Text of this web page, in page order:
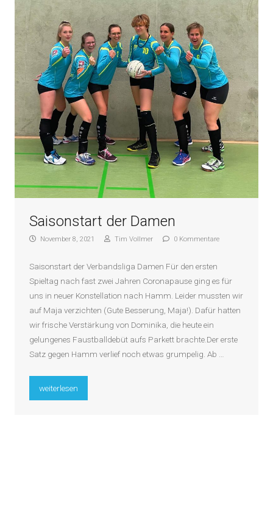
Saisonstart der Damen
November 8, 2021 Tim Vollmer 0 Kommentare
Saisonstart der Verbandsliga Damen Für den ersten
Spieltag nach fast zwei Jahren Coronapause ging es für
uns in neuer Konstellation nach Hamm. Leider mussten wir
auf Maja verzichten (Gute Besserung, Maja!). Dafür hatten
wir frische Verstärkung von Dominika, die heute ein
gelungenes Faustballdebüt aufs Parkett brachte.Der erste
Satz gegen Hamm verlief noch etwas grumpelig. Ab …
„Saisonstart der Damen“
weiterlesen